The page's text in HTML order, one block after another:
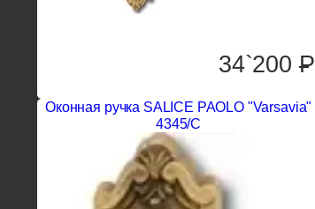
34`200 P
Оконная ручка SALICE PAOLO "Varsavia"
4345/С